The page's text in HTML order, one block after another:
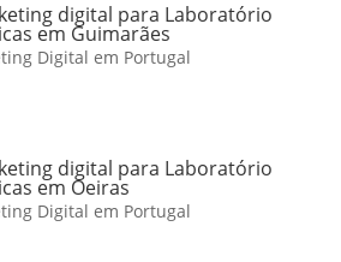
digital para Laboratório
em Guimarães
Digital em Portugal
digital para Laboratório
em Oeiras
Digital em Portugal